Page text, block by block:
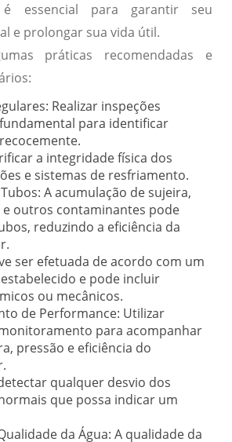
essencial para garantir seu
e prolongar sua vida útil.
práticas recomendadas e
Realizar inspeções
para identificar
a integridade física dos
e sistemas de resfriamento.
A acumulação de sujeira,
outros contaminantes pode
reduzindo a eficiência da
ser efetuada de acordo com um
e pode incluir
ou mecânicos.
de Performance: Utilizar
para acompanhar
pressão e eficiência do
qualquer desvio dos
que possa indicar um
da Água: A qualidade da